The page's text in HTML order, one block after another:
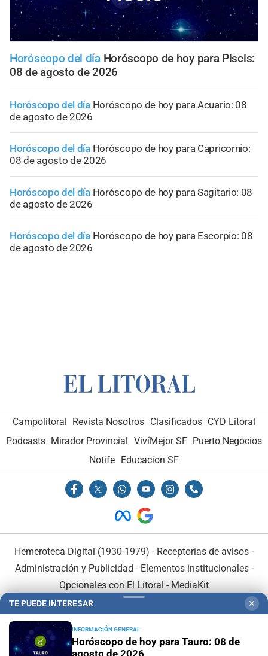
Horóscopo del día Horóscopo de hoy para Piscis:
08 de agosto de 2026
Horóscopo del día Horóscopo de hoy para Acuario: 08
de agosto de 2026
Horóscopo del día Horóscopo de hoy para Capricornio:
08 de agosto de 2026
Horóscopo del día Horóscopo de hoy para Sagitario: 08
de agosto de 2026
Horóscopo del día Horóscopo de hoy para Escorpio: 08
de agosto de 2026
Campolitoral Revista Nosotros Clasificados CYD Litoral
Podcasts Mirador Provincial VivíMejor SF Puerto Negocios
Notife Educacion SF
Hemeroteca Digital (1930-1979) - Receptorías de avisos -
Administración y Publicidad - Elementos institucionales-
Opcionales con El Litoral - MediaKit
TE PUEDE INTERESAR ✕
INFORMACIÓN GENERAL
Horóscopo de hoy para Tauro: 08 de
agosto de 2026